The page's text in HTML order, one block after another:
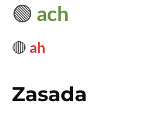
🟢 ach
🔴 ah
Zasada